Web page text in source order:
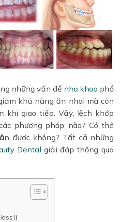
những vấn đề nha khoa phổ
khả năng ăn nhai mà còn
khi giao tiếp. Vậy, lệch khớp
phương pháp nào? Có thể
được không? Tất cả những
Dental giải đáp thông qua
I)